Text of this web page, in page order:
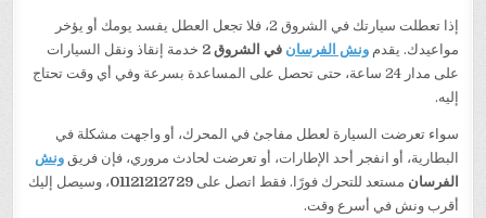
إذا تعطلت سيارتك في الشروق 2، فلا تجعل العطل يفسد يومك أو يؤخر
مواعيدك. يقدمونش الفرسان في الشروق 2
خدمة إنقاذ ونقل السيارات
على مدار 24 ساعة، حتى تحصل على المساعدة بسرعة وفي أي وقت تحتاج
إليه.
سواء تعرضت السيارة لعطل مفاجئ في المحرك، أو واجهت مشكلة في
البطارية، أو انفجر أحد الإطارات، أو تعرضت لحادث مروري، فإن فريقونش
الفرسان مستعد للتحرك فورًا. فقط اتصل على01121212729، وسيصل إليك
أقرب ونش في أسرع وقت.